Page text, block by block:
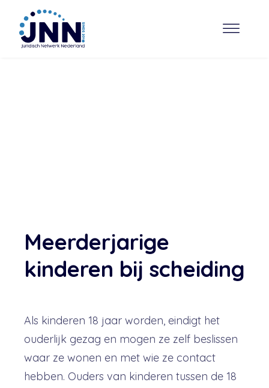
Meerderjarige
kinderen bij scheiding
Als kinderen 18 jaar worden, eindigt het
ouderlijk gezag en mogen ze zelf beslissen
waar ze wonen en met wie ze contact
hebben. Ouders van kinderen tussen de 18